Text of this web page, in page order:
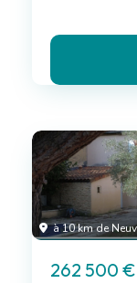
à 10 km de
262 500 €